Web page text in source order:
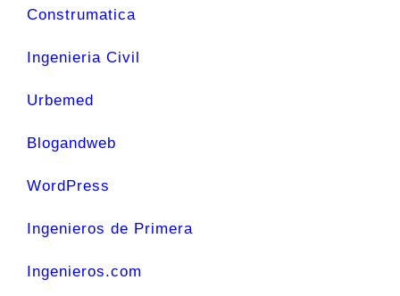
Construmatica
Ingenieria Civil
Urbemed
Blogandweb
WordPress
Ingenieros de Primera
Ingenieros.com